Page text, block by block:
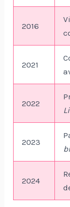
2016
2021
2022
2023
2024